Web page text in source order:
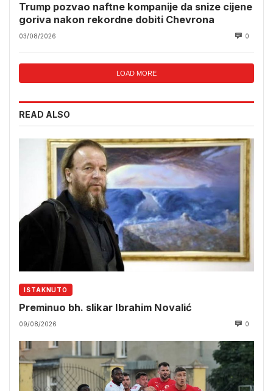
Trump pozvao naftne kompanije da snize cijene
goriva nakon rekordne dobiti Chevrona
03/08/2026 0
LOAD MORE
READ ALSO
ISTAKNUTO
Preminuo bh. slikar Ibrahim Novalić
09/08/2026 0